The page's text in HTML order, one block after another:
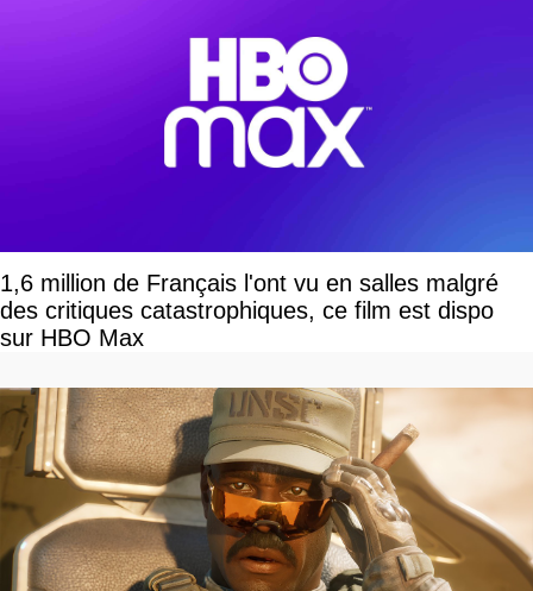
1,6 million de Français l'ont vu en salles malgré
des critiques catastrophiques, ce film est dispo
sur HBO Max